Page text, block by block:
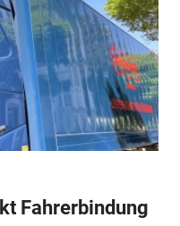
Fahrerbindung